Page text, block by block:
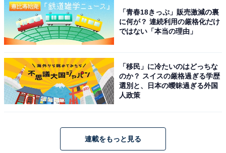
好き＆飲んでみたい「北海道の地酒」ランキン
グ！ 2位「十勝（とかち）」を抑えた1位は？
「青春18きっぷ」販売激減の裏
に何が？ 連続利用の厳格化だけ
ではない「本当の理由」
「移民」に冷たいのはどっちな
のか？ スイスの厳格過ぎる学歴
選別と、日本の曖昧過ぎる外国
人政策
連載をもっと見る